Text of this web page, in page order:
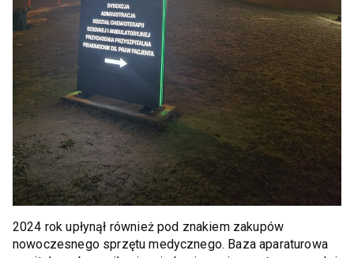
2024 rok upłynął również pod znakiem zakupów
nowoczesnego sprzętu medycznego. Baza aparaturowa